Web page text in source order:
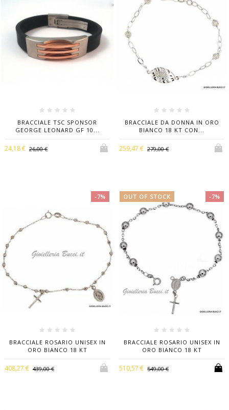
BRACCIALE TSC SPONSOR
GEORGE LEONARD GF 10...
24,18 € 26,00 €
BRACCIALE DA DONNA IN ORO
BIANCO 18 KT CON...
259,47 € 279,00 €
-7%
BRACCIALE ROSARIO UNISEX IN
ORO BIANCO 18 KT
408,27 € 439,00 €
OUT OF STOCK -7%
BRACCIALE ROSARIO UNISEX IN
ORO BIANCO 18 KT
510,57 € 549,00 €